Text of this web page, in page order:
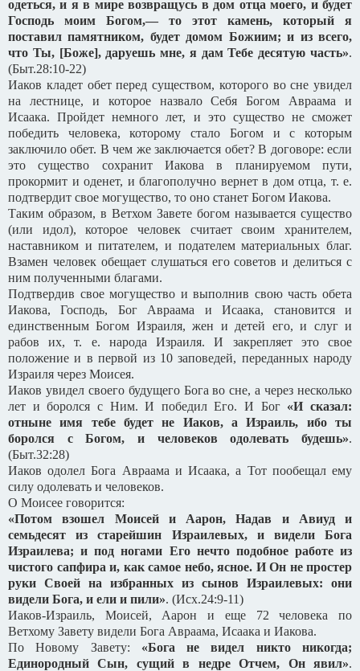
одеться, и я в мире возвращусь в дом отца моего, и будет
Господь моим Богом,— то этот камень, который я
поставил памятником, будет домом Божиим; и из всего,
что Ты, [Боже], даруешь мне, я дам Тебе десятую часть».
(Быт.28:10-22)
Иаков кладет обет перед существом, которого во сне увидел
на лестнице, и которое назвало Себя Богом Авраама и
Исаака. Пройдет немного лет, и это существо не сможет
победить человека, которому стало Богом и с которым
заключило обет. В чем же заключается обет? В договоре: если
это существо сохранит Иакова в планируемом пути,
прокормит и оденет, и благополучно вернет в дом отца, т. е.
подтвердит свое могущество, то оно станет Богом Иакова.
Таким образом, в Ветхом Завете богом называется существо
(или идол), которое человек считает своим хранителем,
наставником и питателем, и подателем материальных благ.
Взамен человек обещает слушаться его советов и делиться с
ним полученными благами.
Подтвердив свое могущество и выполнив свою часть обета
Иакова, Господь, Бог Авраама и Исаака, становится и
единственным Богом Израиля, жен и детей его, и слуг и
рабов их, т. е. народа Израиля. И закрепляет это свое
положение и в первой из 10 заповедей, переданных народу
Израиля через Моисея.
Иаков увидел своего будущего Бога во сне, а через несколько
лет и боролся с Ним. И победил Его. И Бог «И сказал:
отныне имя тебе будет не Иаков, а Израиль, ибо ты
боролся с Богом, и человеков одолевать будешь».
(Быт.32:28)
Иаков одолел Бога Авраама и Исаака, а Тот пообещал ему
силу одолевать и человеков.
О Моисее говорится:
«Потом взошел Моисей и Аарон, Надав и Авиуд и
семьдесят из старейшин Израилевых, и видели Бога
Израилева; и под ногами Его нечто подобное работе из
чистого сапфира и, как самое небо, ясное. И Он не простер
руки Своей на избранных из сынов Израилевых: они
видели Бога, и ели и пили». (Исх.24:9-11)
Иаков-Израиль, Моисей, Аарон и еще 72 человека по
Ветхому Завету видели Бога Авраама, Исаака и Иакова.
По Новому Завету: «Бога не видел никто никогда;
Единородный Сын, сущий в недре Отчем, Он явил».